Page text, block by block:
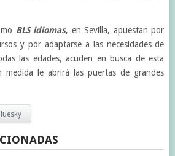
BLS idiomas, en Sevilla, apuestan por
y por adaptarse a las necesidades de
las edades, acuden en busca de esta
medida le abrirá las puertas de grandes